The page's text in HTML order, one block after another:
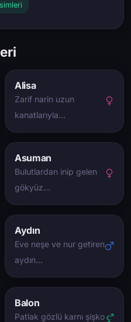
Alisa
Zarif narin uzun
kanatlarıyla…
Asuman
Bulutlardan inip gelen
gökyüz…
Aydın
Eve neşe ve nur getiren
aydın…
Balon
Patlak gözlü karnı şişko